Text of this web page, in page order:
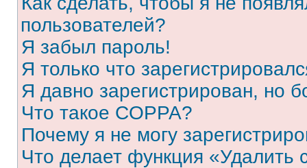
пользователей?
Я забыл пароль!
Я только что
Я давно зарегистрирован, но
Что такое COPPA?
Почему я не могу
Что делает функция «Удалить